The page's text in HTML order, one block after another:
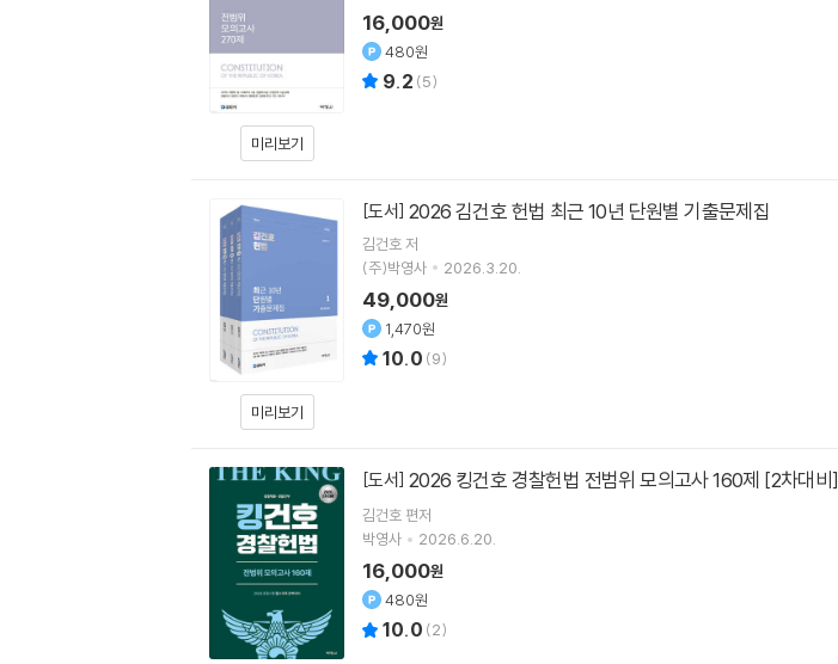
미리보기
16,000원
480원
9.2 (5)
미리보기
[도서] 2026 김건호 헌법 최근 10년 단원별 기출문제집
김건호저
(주)박영사
2026.3.20.
49,000원
1,470원
10.0 (9)
[도서] 2026 킹건호 경찰헌법 전범위 모의고사 160제 [2차대비]
김건호 편저
박영사
2026.6.20.
16,000원
480원
10.0 (2)